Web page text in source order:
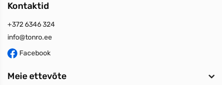
Kontaktid
+372 6346 324
info@tonro.ee
Facebook
Meie ettevõte